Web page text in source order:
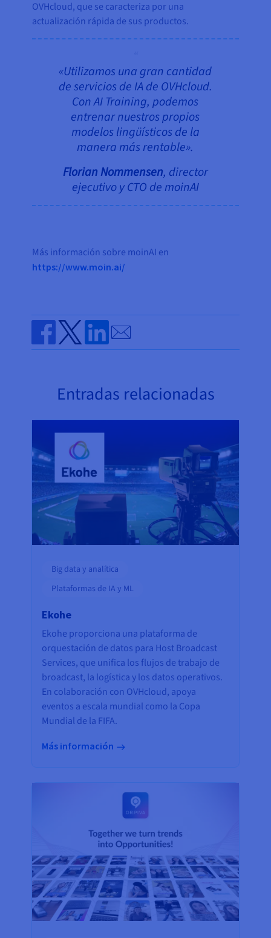
OVHcloud, que se caracteriza por una
actualización rápida de sus productos.
«Utilizamos una gran cantidad
de servicios de IA de OVHcloud.
Con AI Training, podemos
entrenar nuestros propios
modelos lingüísticos de la
manera más rentable».
Florian Nommensen, director
ejecutivo y CTO de moinAI
Más información sobre moinAI en
https://www.moin.ai/
Share on Facebook
Share on Twitter
Share on Linkedin
Send by email
Entradas relacionadas
Big data y analítica
Plataformas de IA y ML
Ekohe
Ekohe proporciona una plataforma de
orquestación de datos para Host Broadcast
Services, que unifica los flujos de trabajo de
broadcast, la logística y los datos operativos.
En colaboración con OVHcloud, apoya
eventos a escala mundial como la Copa
Mundial de la FIFA.
Más información